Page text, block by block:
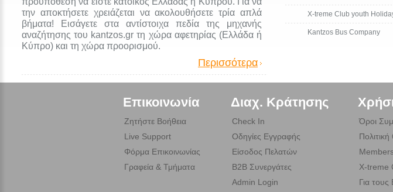
την αποκτήσετε χρειάζεται να ακολουθήσετε τρία απλά
βήματα! Εισάγετε στα αντίστοιχα πεδία της μηχανής
αναζήτησης του kantzos.gr τη χώρα αφετηρίας (Ελλάδα ή
Κύπρο) και τη χώρα προορισμού.
Περισσότερα
Χ-treme Club youth
Kantzos Bus Company
Επικοινωνία
Ζητήστε Βοήθεια
Live Support
Φόρμα Επικοινωνίας
Γραφεία & Τμήματα
Διαχ. Κράτησης
Check In
Οδηγίες Εγγραφής
Είσοδος Πελατών
B2B Συνεργάτες
Admin Login
Όροι
X-treme
Για τους